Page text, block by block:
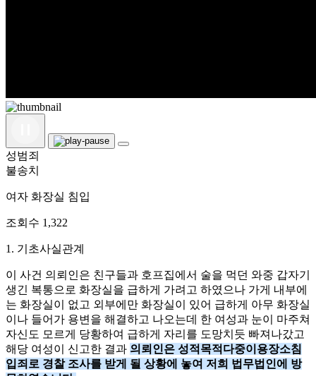
성범죄
불송치
여자 화장실 침입
조회수 1,322
1. 기초사실관계
이 사건 의뢰인은 친구들과 호프집에서 술을 먹던 와중 갑자기
생긴 복통으로 화장실을 급하게 가려고 하였으나 가게 내부에
는 화장실이 없고 외부에만 화장실이 있어 급하게 아무 화장실
이나 들어가 용변을 해결하고 나오는데 한 여성과 눈이 마주쳐
자신도 모르게 당황하여 급하게 자리를 도망치듯 빠져나갔고
해당 여성이 신고한 결과 의뢰인은 성적목적다중이용장소침
입죄로 경찰 조사를 받게 될 상황에 놓여 저희 법무법인에 방